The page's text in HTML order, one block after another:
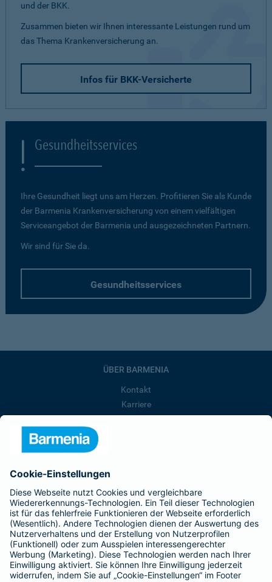
und der BKK.
Zusammen bieten wir Ihnen interessante Leistungen rund um
das Thema Krankenversicherung an.
Infos für BKK-Versicherte
Gesundheitsservices
Ihre Gesundheit liegt uns am Herzen. Profitieren Sie als Kunde
der Barmenia Krankenversicherung von einem vielfältigen
Serviceangebot der Barmenia und ausgezeichneten Partnern.
Wir sind für Sie da.
Gesundheitsservices
ÜBER BARMENIA
Kontakt
Karriere
Barmenia ist Teil der BarmeniaGothaer
BELIEBTE SEITEN
Kranken-Zusatzversicherung
Tierversicherungen
Haftpflichtversicherung
Hausratversicherung